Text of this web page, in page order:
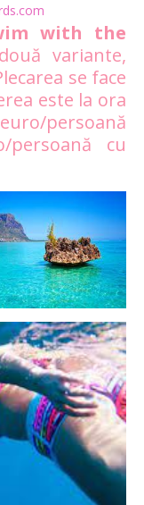
with the
variante,
se face
este la ora
persoană
cu